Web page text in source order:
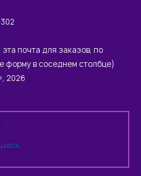
почта для заказов, по
форму в соседнем столбце)
2026